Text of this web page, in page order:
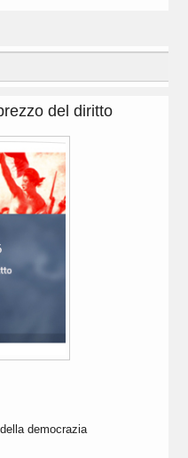
del diritto
democrazia